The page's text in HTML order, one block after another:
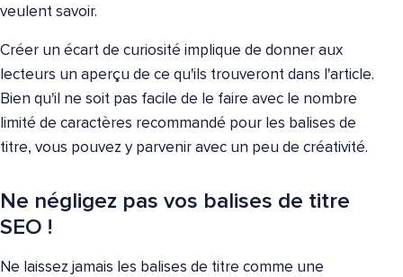
veulent savoir.
Créer un écart de curiosité implique de donner aux
lecteurs un aperçu de ce qu'ils trouveront dans l'article.
Bien qu'il ne soit pas facile de le faire avec le nombre
limité de caractères recommandé pour les balises de
titre, vous pouvez y parvenir avec un peu de créativité.
Ne négligez pas vos balises de titre
SEO !
Ne laissez jamais les balises de titre comme une